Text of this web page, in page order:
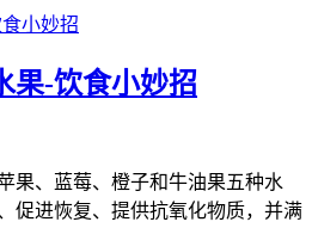
果-饮食小妙招
果、蓝莓、橙子和牛油果五种水
促进恢复、提供抗氧化物质，并满